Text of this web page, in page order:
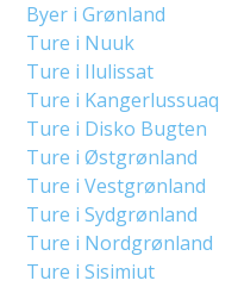
Byer i Grønland
Ture i Nuuk
Ture i Ilulissat
Ture i Kangerlussuaq
Ture i Disko Bugten
Ture i Østgrønland
Ture i Vestgrønland
Ture i Sydgrønland
Ture i Nordgrønland
Ture i Sisimiut